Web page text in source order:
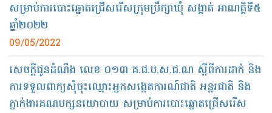
សម្រាប់ការបោះឆ្នោតជ្រើសរើសក្រុមប្រឹក្សាឃុំ សង្កាត់ អាណត្តិទី៥
ឆ្នាំ២០២២
09/05/2022
សេចក្ដីជូនដំណឹង លេខ ០១៣ គ.ជ.ប.ស.ជ.ណ ស្ដីពីការដាក់ និង
ការទទួលពាក្យសុំចុះឈ្មោះអ្នកសង្កេតការណ៍ជាតិ អន្តរជាតិ និង
ភ្នាក់ងារគណបក្សនយោបាយ សម្រាប់ការបោះឆ្នោតជ្រើសរើស